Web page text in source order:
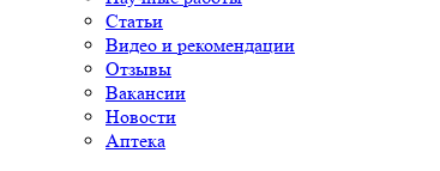
Статьи
Видео и рекомендации
Отзывы
Вакансии
Новости
Аптека